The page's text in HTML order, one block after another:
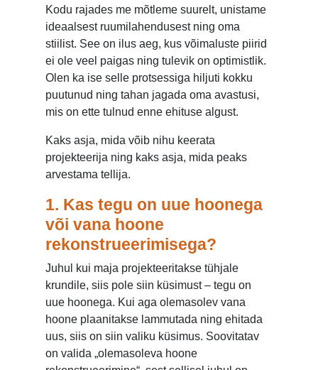
Kodu rajades me mõtleme suurelt, unistame
ideaalsest ruumilahendusest ning oma
stiilist. See on ilus aeg, kus võimaluste piirid
ei ole veel paigas ning tulevik on optimistlik.
Olen ka ise selle protsessiga hiljuti kokku
puutunud ning tahan jagada oma avastusi,
mis on ette tulnud enne ehituse algust.
Kaks asja, mida võib nihu keerata
projekteerija ning kaks asja, mida peaks
arvestama tellija.
1. Kas tegu on uue hoonega
või vana hoone
rekonstrueerimisega?
Juhul kui maja projekteeritakse tühjale
krundile, siis pole siin küsimust – tegu on
uue hoonega. Kui aga olemasolev vana
hoone plaanitakse lammutada ning ehitada
uus, siis on siin valiku küsimus. Soovitatav
on valida „olemasoleva hoone